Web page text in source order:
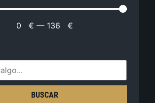
0 € — 136 €
BUSCAR